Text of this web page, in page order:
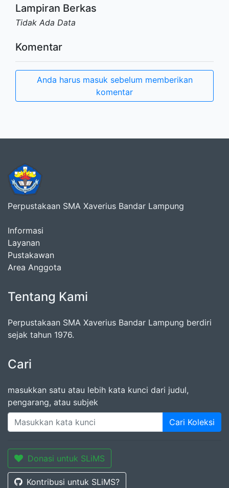
Lampiran Berkas
Tidak Ada Data
Komentar
Anda harus masuk sebelum memberikan
komentar
Perpustakaan SMA Xaverius Bandar Lampung
Informasi
Layanan
Pustakawan
Area Anggota
Tentang Kami
Perpustakaan SMA Xaverius Bandar Lampung berdiri
sejak tahun 1976.
Cari
masukkan satu atau lebih kata kunci dari judul,
pengarang, atau subjek
Cari Koleksi
Donasi untuk SLiMS
Kontribusi untuk SLiMS?